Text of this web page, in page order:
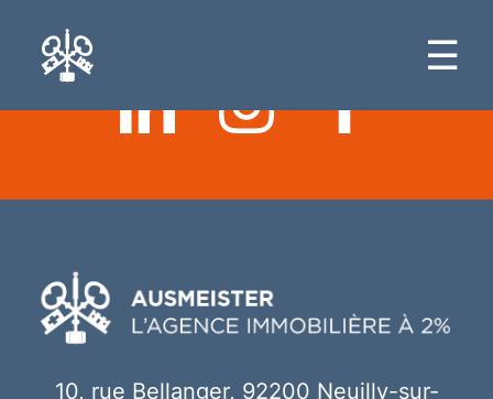
☰
10, rue Bellanger, 92200 Neuilly-sur-